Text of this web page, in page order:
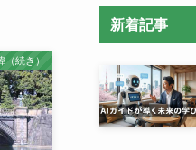
続き）
新着記事